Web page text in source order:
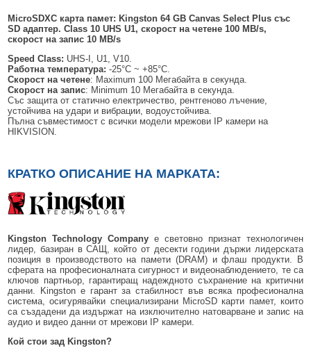
МЕДИА КОНВЕРТОРИ И SFP МОДУЛИ
БЕЗЖИЧНИ АЛАРМЕНИ ПАНЕЛИ (ХЪБ) AJAX
БЕЗЖИЧНИ РАЗШИРИТЕЛИ НА ОБХВАТ AJAX
БЕЗЖИЧНИ ДЕТЕКТОРИ AJAX
БЕЗКОНТАКТНИ RFID КАРТИ И ЧИПОВЕ ЗА КЛАВИАТУРИ
БЕЗЖИЧНИ СИРЕНИ AJAX
МОДУЛИ ЗА СГРАДНА АВТОМАТИЗАЦИЯ AJAX
БЕЗЖИЧНИ АЛАРМЕНИ СИСТЕМИ HIKVISION AX PRO
БЕЗЖИЧНИ ПАНЕЛИ HIKVISION AX PRO
БЕЗЖИЧНИ ДЕТЕКТОРИ ЗА HIKVISION AX PRO
КОМПЛЕКТИ БЕЗЖИЧНИ АЛАРМЕНИ СИСТЕМИ AX PRO
КОМУНИКАЦИОННИ ШКАФОВЕ
ALFALINE, СТЕННИ/СТОЯЩИ, С ОТВАРЯЕМИ И ЗАКЛЮЧВАЩИ СЕ
СТРАНИЦИ
АКСЕСОАРИ ЗА КОМУНИКАЦИОННИ ШКАФОВЕ
MicroSDXC карта памет: Kingston 64 GB Canvas Select Plus със
SD адаптер. Class 10 UHS U1, скорост на четене 100 MB/s,
скорост на запис 10 MB/s
Speed Class: UHS-I, U1, V10.
Работна температура:-25°C ~ +85°C.
Скорост на четене: Maximum 100 Мегабайта в секунда.
Скорост на запис: Minimum 10 Мегабайта в секунда.
Със защита от статично електричество, рентгеново лъчение,
устойчива на удари и вибрации, водоустойчива.
Пълна съвместимост с всички модели мрежови IP камери на
HIKVISION.
КРАТКО ОПИСАНИЕ НА МАРКАТА:
Kingston Technology Company е световно признат технологичен
лидер, базиран в САЩ, който от десекти години държи лидерската
позиция в производството на памети (DRAM) и флаш продукти. В
сферата на професионалната сигурност и видеонаблюдението, те са
ключов партньор, гарантиращ надеждното съхранение на критични
данни. Kingston е гарант за стабилност във всяка професионална
система, осигурявайки специализирани MicroSD карти памет, които
са създадени да издържат на изключително натоварване и запис на
аудио и видео данни от мрежови IP камери.
Кой стои зад Kingston?